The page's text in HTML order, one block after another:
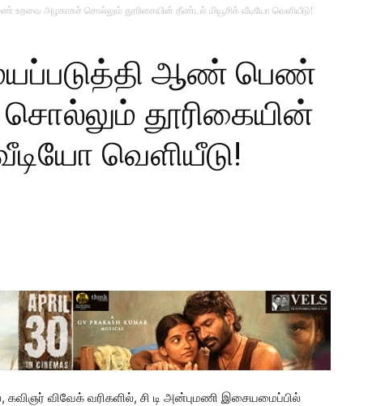
உறவை அழகாகச் சொல்லும் தூரிகையின் தீண்டல் மியூசிக் வீடியோ வெளியீடு!
ஆண் பெண்
தூரிகையின்
வெளியீடு!
விவேக் வரிகளில், சி டி அன்புமணி இசையமைப்பில்